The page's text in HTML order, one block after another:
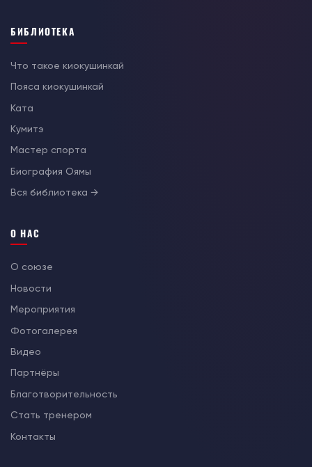
БИБЛИОТЕКА
Что такое киокушинкай
Пояса киокушинкай
Ката
Кумитэ
Мастер спорта
Биография Оямы
Вся библиотека →
О НАС
О союзе
Новости
Мероприятия
Фотогалерея
Видео
Партнёры
Благотворительность
Стать тренером
Контакты